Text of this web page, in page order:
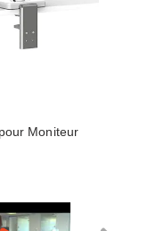
Moniteur